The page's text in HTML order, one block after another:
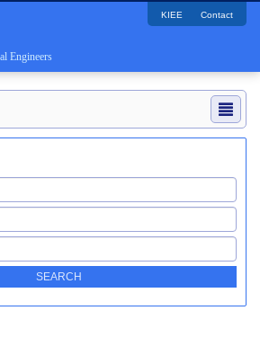
Engineers
KIEE Contact